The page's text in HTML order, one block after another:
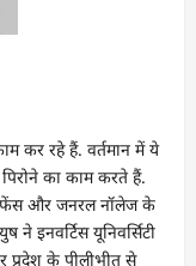
कर रहे हैं. वर्तमान में ये
का काम करते हैं.
और जनरल नॉलेज के
इनवर्टिस यूनिवर्सिटी
प्रदेश के पीलीभीत से